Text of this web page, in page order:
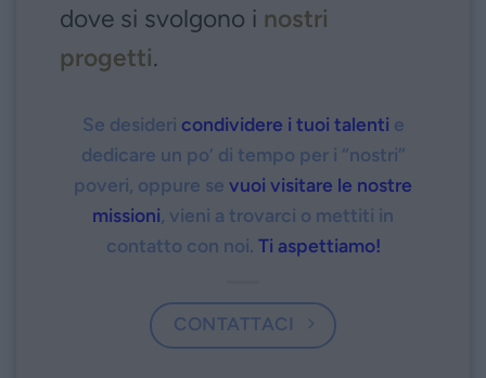
dove si svolgono i nostri
progetti.
Se desideri condividere i tuoi talenti e
dedicare un po’ di tempo per i “nostri”
poveri, oppure se vuoi visitare le nostre
missioni, vieni a trovarci o mettiti in
contatto con noi. Ti aspettiamo!
CONTATTACI